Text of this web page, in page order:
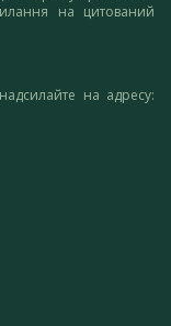
на цитований
на адресу: